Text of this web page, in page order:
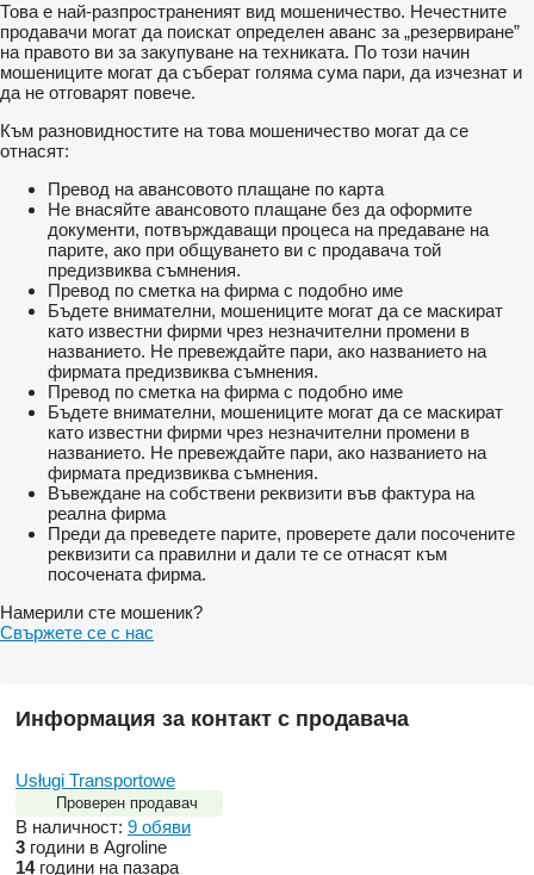
Това е най-разпространеният вид мошеничество. Нечестните
продавачи могат да поискат определен аванс за „резервиране”
на правото ви за закупуване на техниката. По този начин
мошениците могат да съберат голяма сума пари, да изчезнат и
да не отговарят повече.
Към разновидностите на това мошеничество могат да се
отнасят:
Превод на авансовото плащане по карта
Не внасяйте авансовото плащане без да оформите
документи, потвърждаващи процеса на предаване на
парите, ако при общуването ви с продавача той
предизвиква съмнения.
Превод по сметка на фирма с подобно име
Бъдете внимателни, мошениците могат да се маскират
като известни фирми чрез незначителни промени в
названието. Не превеждайте пари, ако названието на
фирмата предизвиква съмнения.
Превод по сметка на фирма с подобно име
Бъдете внимателни, мошениците могат да се маскират
като известни фирми чрез незначителни промени в
названието. Не превеждайте пари, ако названието на
фирмата предизвиква съмнения.
Въвеждане на собствени реквизити във фактура на
реална фирма
Преди да преведете парите, проверете дали посочените
реквизити са правилни и дали те се отнасят към
посочената фирма.
Намерили сте мошеник?
Свържете се с нас
Информация за контакт с продавача
Usługi Transportowe
Проверен продавач
В наличност: 9 обяви
3 години в Agroline
14години на пазара